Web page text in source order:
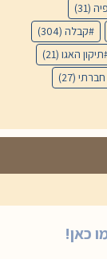
(31)
קבלה (304)
תיקון האגו (21)
חברתי (27)
כאן!